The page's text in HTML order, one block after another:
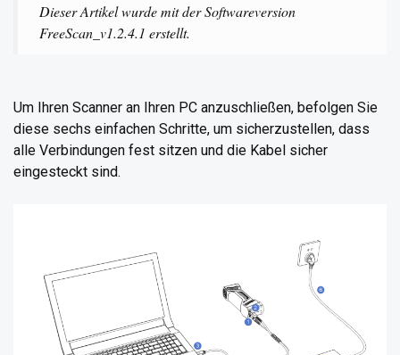
Dieser Artikel wurde mit der Softwareversion
FreeScan_v1.2.4.1 erstellt.
Um Ihren Scanner an Ihren PC anzuschließen, befolgen Sie
diese sechs einfachen Schritte, um sicherzustellen, dass
alle Verbindungen fest sitzen und die Kabel sicher
eingesteckt sind.